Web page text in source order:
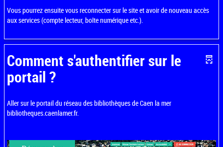
Vous pourrez ensuite vous reconnecter sur le site et avoir de nouveau accès
aux services (compte lecteur, boîte numérique etc.).
Comment s'authentifier sur le
portail ?
Aller sur le portail du réseau des bibliothèques de Caen la mer
bibliotheques.caenlamer.fr.